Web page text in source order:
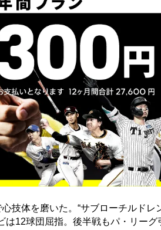
心技体を磨いた。“サブローチルド
は12球団屈指。後半戦もパ・リーグ